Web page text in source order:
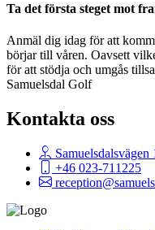
Ta det första steget mot
Anmäl dig idag för att
börjar till våren. Oavsett
för att stödja och umgås
Samuelsdal Golf
Kontakta oss
+46 023-711225